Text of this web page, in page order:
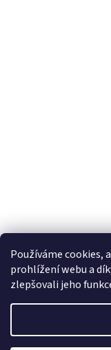
Používáme cookies,
prohlížení webu a
zlepšovali jeho